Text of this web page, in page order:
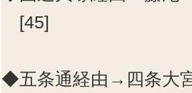
[45]
◆五条通経由→四条大